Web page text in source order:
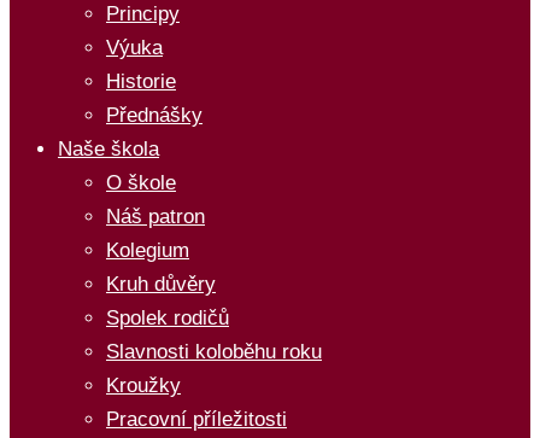
Principy
Výuka
Historie
Přednášky
Naše škola
O škole
Náš patron
Kolegium
Kruh důvěry
Spolek rodičů
Slavnosti koloběhu roku
Kroužky
Pracovní příležitosti